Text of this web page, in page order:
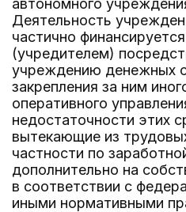
автономного
Деятельность
частично
(учредителем)
учреждению денежных
закрепления за ним
оперативного
недостаточности этих
вытекающие из
частности по
дополнительно на
в соответствии с
иными нормативными